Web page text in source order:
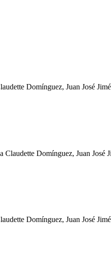
Domínguez, Juan José
Claudette Domínguez, Juan
Domínguez, Juan José